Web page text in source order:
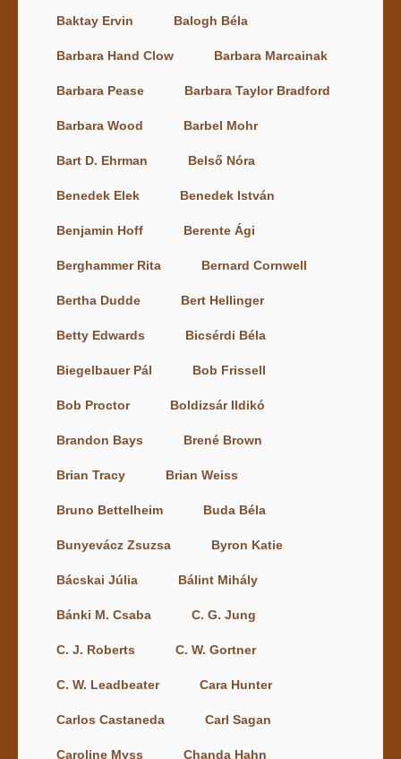
Baktay Ervin Balogh Béla
Barbara Hand Clow Barbara Marcainak
Barbara Pease Barbara Taylor Bradford
Barbara Wood Barbel Mohr
Bart D. Ehrman Belső Nóra
Benedek Elek Benedek István
Benjamin Hoff Berente Ági
Berghammer Rita Bernard Cornwell
Bertha Dudde Bert Hellinger
Betty Edwards Bicsérdi Béla
Biegelbauer Pál Bob Frissell
Bob Proctor Boldizsár Ildikó
Brandon Bays Brené Brown
Brian Tracy Brian Weiss
Bruno Bettelheim Buda Béla
Bunyevácz Zsuzsa Byron Katie
Bácskai Júlia Bálint Mihály
Bánki M. Csaba C. G. Jung
C. J. Roberts C. W. Gortner
C. W. Leadbeater Cara Hunter
Carlos Castaneda Carl Sagan
Caroline Myss Chanda Hahn